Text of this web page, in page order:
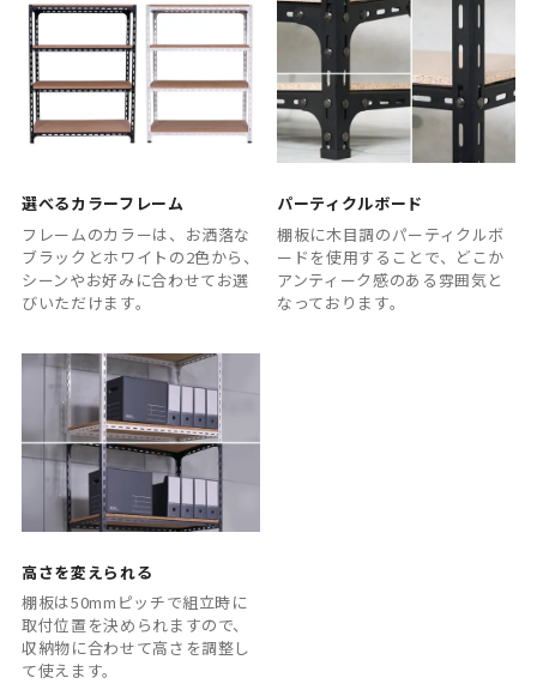
選べるカラーフレーム
フレームのカラーは、お洒落な
ブラックとホワイトの2色から、
シーンやお好みに合わせてお選
びいただけます。
パーティクルボード
棚板に木目調のパーティクルボ
ードを使用することで、どこか
アンティーク感のある雰囲気と
なっております。
高さを変えられる
棚板は50mmピッチで組立時に
取付位置を決められますので、
収納物に合わせて高さを調整し
て使えます。